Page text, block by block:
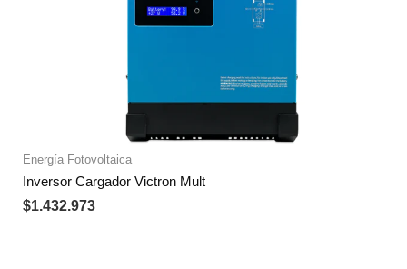
Energía Fotovoltaica
Inversor Cargador Victron Mult
$1.432.973